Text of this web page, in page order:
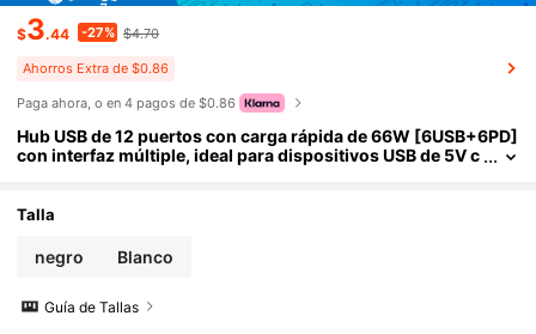
$3.44 -27% $4.70
Ahorros Extra de $0.86
Paga ahora, o en 4 pagos de $0.86
Hub USB de 12 puertos con carga rápida de 66W [6USB+6PD]
con interfaz múltiple, ideal para dispositivos USB de 5V c
ga rápida, con carga rápida PD de 66W - Adaptador multipue
bletas, teléfonos inteligentes, unidades flash, discos duros e
xternos y talla grande.
Talla
negro Blanco
Guía de Tallas